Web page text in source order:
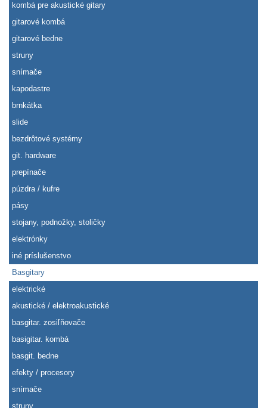
kombá pre akustické gitary
gitarové kombá
gitarové bedne
struny
snímače
kapodastre
brnkátka
slide
bezdrôtové systémy
git. hardware
prepínače
púzdra / kufre
pásy
stojany, podnožky, stoličky
elektrónky
iné príslušenstvo
Basgitary
elektrické
akustické / elektroakustické
basgitar. zosiľňovače
basigitar. kombá
basgit. bedne
efekty / procesory
snímače
struny